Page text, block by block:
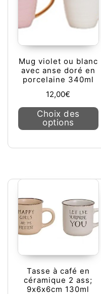
Mug violet ou blanc
avec anse doré en
porcelaine 340ml
12,00€
Choix des
options
Tasse à café en
céramique 2 ass;
9x6x6cm 130ml